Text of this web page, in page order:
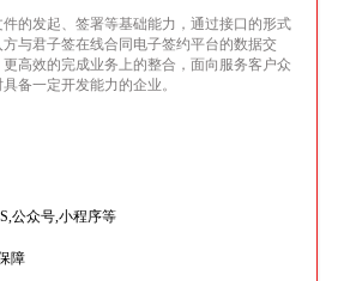
的发起、签署等基础能力，通过接口的形式
与君子签在线合同电子签约平台的数据交
高效的完成业务上的整合，面向服务客户众
备一定开发能力的企业。
公众号,小程序等
障